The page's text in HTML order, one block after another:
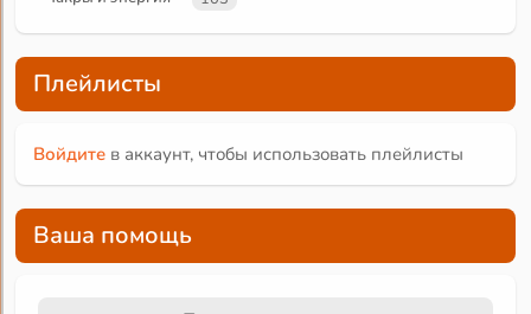
Плейлисты
Войдите в аккаунт, чтобы использовать плейлисты
Ваша помощь